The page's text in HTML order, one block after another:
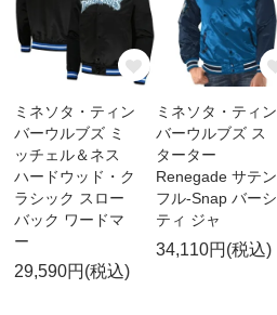
ミネソタ・ティン
バーウルブズ ミ
ッチェル＆ネス
ハードウッド・ク
ラシック スロー
バック ワードマ
ー
29,590円(税込)
ミネソタ・ティン
バーウルブズ ス
ターター
Renegade サテン
フル-Snap バーシ
ティ ジャ
34,110円(税込)